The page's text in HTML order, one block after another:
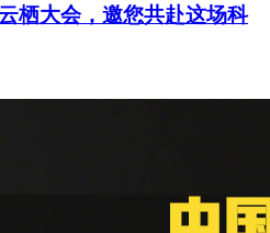
栖大会，邀您共赴这场科